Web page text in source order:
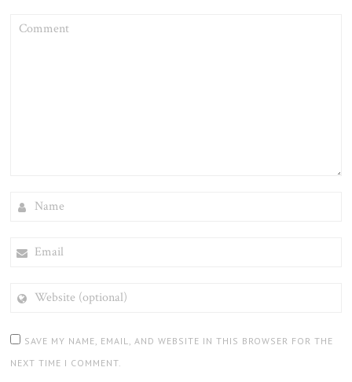
(OPTIONAL)
SAVE MY NAME, EMAIL, AND WEBSITE IN THIS BROWSER FOR THE
NEXT TIME I COMMENT.